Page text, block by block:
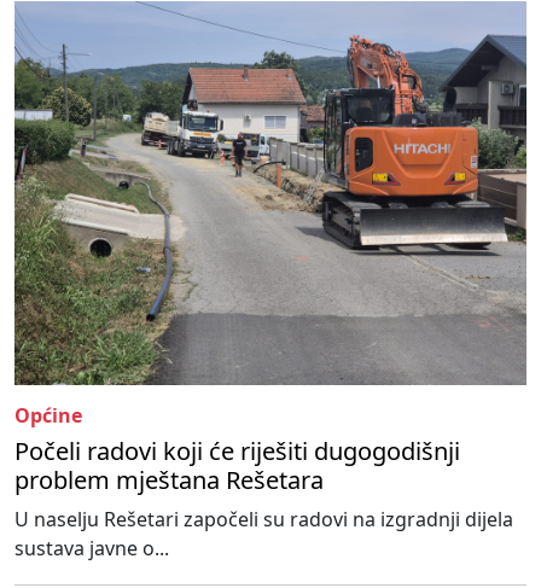
Općine
Počeli radovi koji će riješiti dugogodišnji
problem mještana Rešetara
U naselju Rešetari započeli su radovi na izgradnji dijela
sustava javne o...